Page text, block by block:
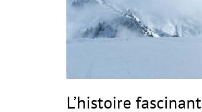
L’histoire